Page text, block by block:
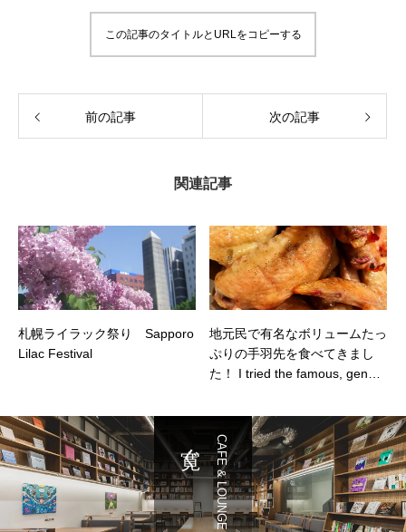
この記事のタイトルとURLをコピーする
前の記事 次の記事
関連記事
札幌ライラック祭り Sapporo
Lilac Festival
地元民で有名なボリュームたっ
ぷりの手羽先を食べてきまし
た！ I tried the famous, genero
als rave about!
CAFE & LOUNGE
寛ぐ